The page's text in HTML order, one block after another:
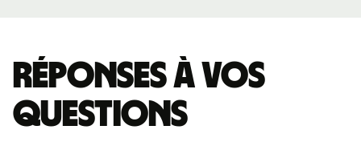
Réponses à vos
questions